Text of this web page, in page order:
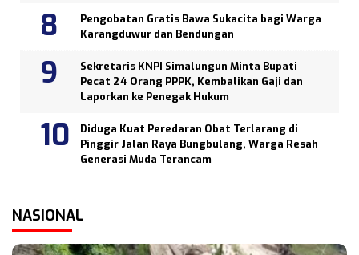
Pengobatan Gratis Bawa Sukacita bagi Warga
Karangduwur dan Bendungan
Sekretaris KNPI Simalungun Minta Bupati
Pecat 24 Orang PPPK, Kembalikan Gaji dan
Laporkan ke Penegak Hukum
Diduga Kuat Peredaran Obat Terlarang di
Pinggir Jalan Raya Bungbulang, Warga Resah
Generasi Muda Terancam
NASIONAL